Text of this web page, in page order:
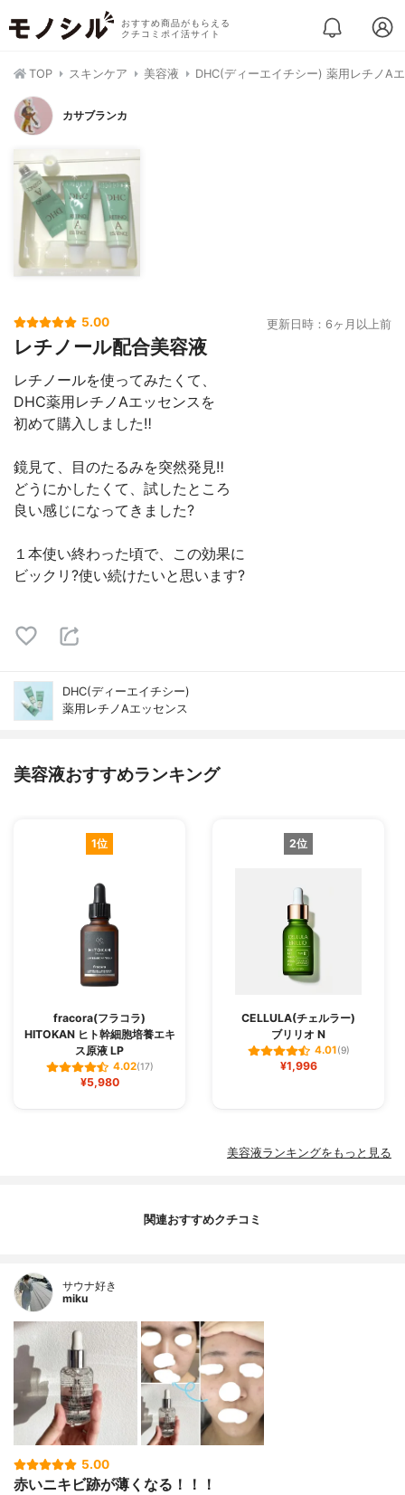
おすすめ商品がもらえる
クチコミポイ活サイト
TOP スキンケア 美容液 DHC(ディーエイチシー) 薬用レチノA
カサブランカ
5.00 更新日時：6ヶ月以上前
レチノール配合美容液
レチノールを使ってみたくて、
DHC薬用レチノAエッセンスを
初めて購入しました‼️
鏡見て、目のたるみを突然発見‼️
どうにかしたくて、試したところ
良い感じになってきました?
１本使い終わった頃で、この効果に
ビックリ?使い続けたいと思います?
DHC(ディーエイチシー)
薬用レチノAエッセンス
美容液おすすめランキング
1位
fracora(フラコラ)
HITOKAN ヒト幹細胞培養エキ
ス原液 LP
4.02(17)
¥5,980
2位
CELLULA(チェルラー)
ブリリオ N
4.01(9)
¥1,996
美容液ランキングをもっと見る
関連おすすめクチコミ
サウナ好き
miku
5.00
赤いニキビ跡が薄くなる！！！